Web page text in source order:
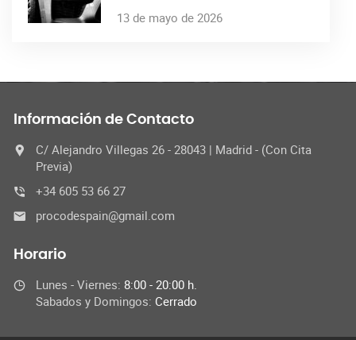
13 de mayo de 2026
Información de Contacto
C/ Alejandro Villegas 26 - 28043 | Madrid - (Con Cita
Previa)
+34 605 53 66 27
procodespain@gmail.com
Horario
Lunes - Viernes: 8:00 - 20:00 h.
Sabados y Domingos: Cerrado